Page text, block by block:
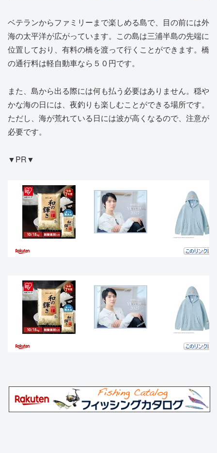
ベテランからファミリーまで楽しめる島で、目の前には外
海の太平洋が広がっています。この島は三浦半島の先端に
位置しており、有料の橋を渡って行くことができます。橋
の通行料は軽自動車なら５０円です。
また、島から出る際には何も払う必要はありません。穏や
かな海の日には、夜釣りも楽しむことができる場所です。
ただし、海が荒れている日には波が高くなるので、注意が
必要です。
▼PR▼